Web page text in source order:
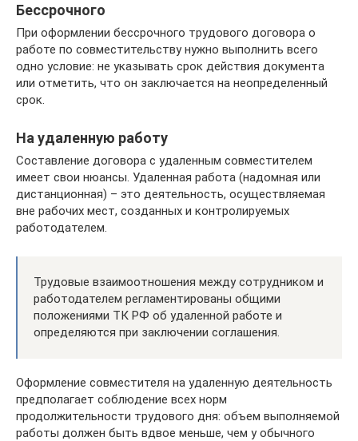
Бессрочного
При оформлении бессрочного трудового договора о
работе по совместительству нужно выполнить всего
одно условие: не указывать срок действия документа
или отметить, что он заключается на неопределенный
срок.
На удаленную работу
Составление договора с удаленным совместителем
имеет свои нюансы. Удаленная работа (надомная или
дистанционная) – это деятельность, осуществляемая
вне рабочих мест, созданных и контролируемых
работодателем.
Трудовые взаимоотношения между сотрудником и
работодателем регламентированы общими
положениями ТК РФ об удаленной работе и
определяются при заключении соглашения.
Оформление совместителя на удаленную деятельность
предполагает соблюдение всех норм
продолжительности трудового дня: объем выполняемой
работы должен быть вдвое меньше, чем у обычного